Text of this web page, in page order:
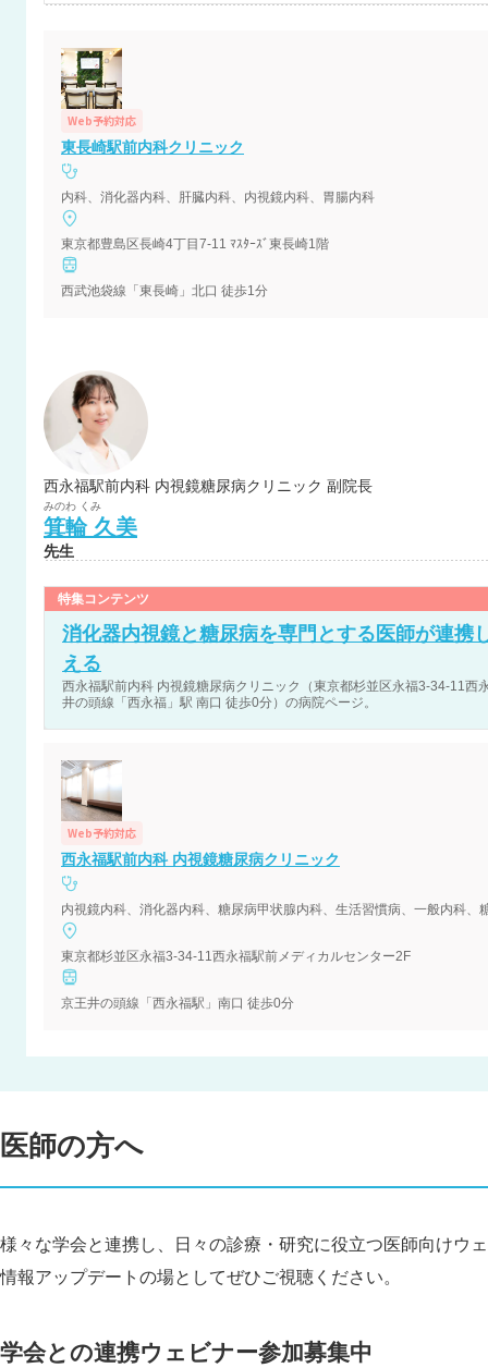
Web予約対応
東長崎駅前内科クリニック
内科、消化器内科、肝臓内科、内視鏡内科、胃腸内科
東京都豊島区長崎4丁目7-11 ﾏｽﾀｰｽﾞ東長崎1階
西武池袋線「東長崎」北口 徒歩1分
西永福駅前内科 内視鏡糖尿病クリニック 副院長
みのわ くみ
箕輪 久美
先生
特集コンテンツ
消化器内視鏡と糖尿病を専門とする医師が連携
える
西永福駅前内科 内視鏡糖尿病クリニック（東京都杉並区永福3-34-11西
井の頭線「西永福」駅 南口 徒歩0分）の病院ページ。
Web予約対応
西永福駅前内科 内視鏡糖尿病クリニック
内視鏡内科、消化器内科、糖尿病甲状腺内科、生活習慣病、一般内科、
東京都杉並区永福3-34-11西永福駅前メディカルセンター2F
京王井の頭線「西永福駅」南口 徒歩0分
医師の方へ
様々な学会と連携し、日々の診療・研究に役立つ医師向けウ
情報アップデートの場としてぜひご視聴ください。
学会との連携ウェビナー参加募集中